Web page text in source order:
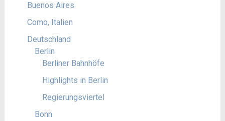
Buenos Aires
Como, Italien
Deutschland
Berlin
Berliner Bahnhöfe
Highlights in Berlin
Regierungsviertel
Bonn